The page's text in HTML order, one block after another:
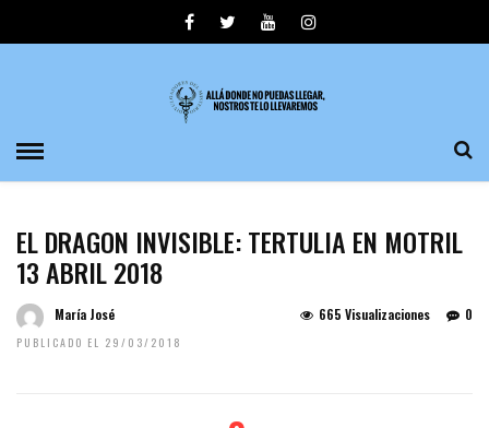
EL DRAGON INVISIBLE: TERTULIA EN MOTRIL
13 ABRIL 2018
María José
PUBLICADO EL 29/03/2018
0
665 Visualizaciones